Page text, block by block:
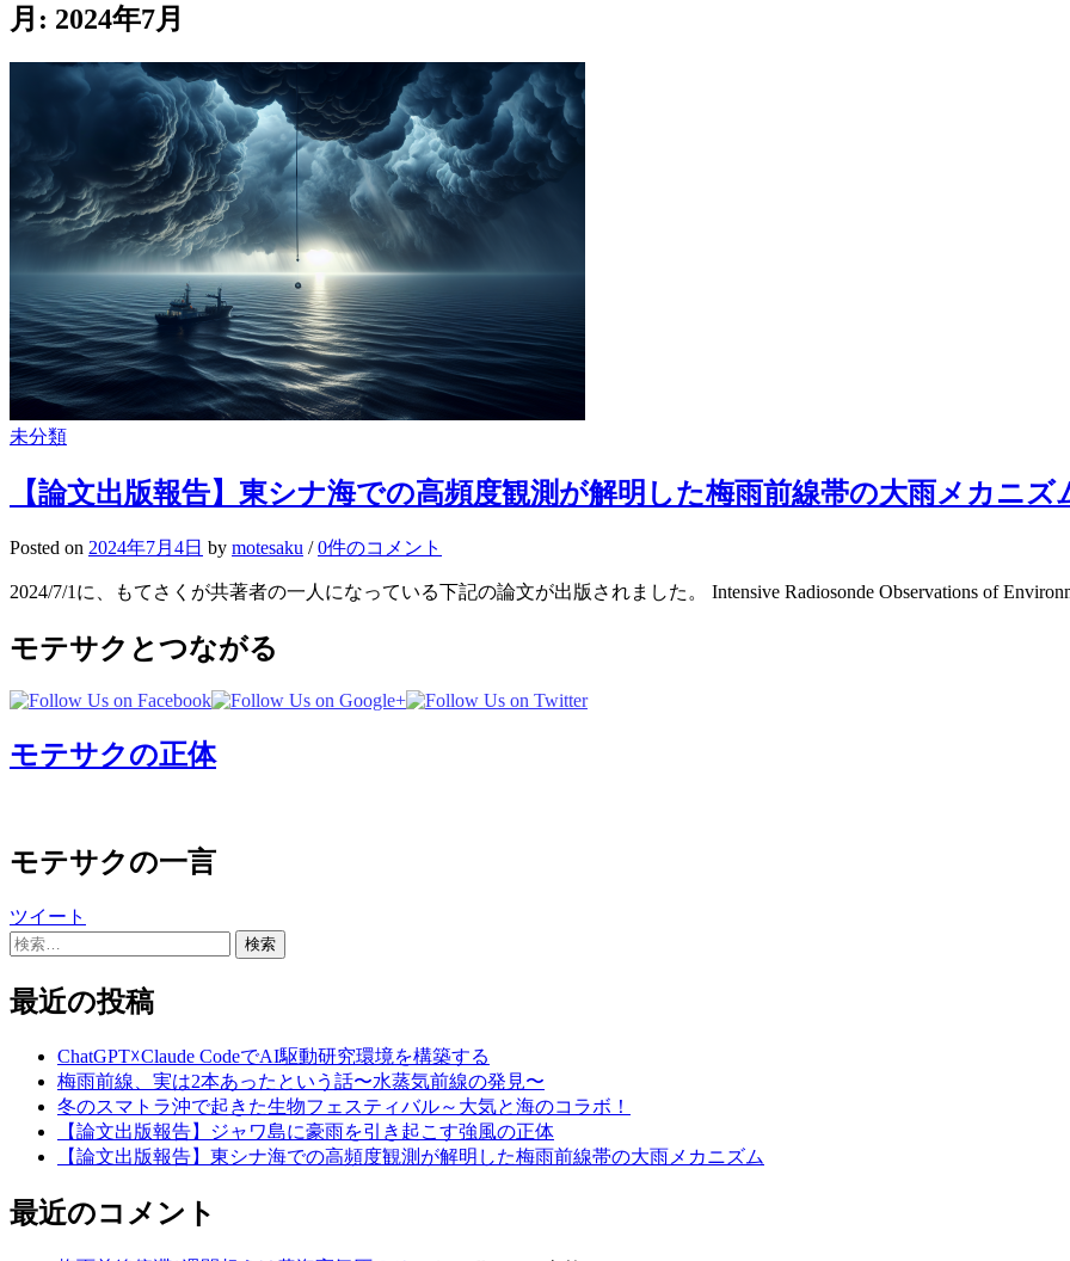
月: 2024年7月
未分類
【論文出版報告】東シナ海での高頻度観測が解明した梅雨前線帯の大雨メカニズ
Posted on 2024年7月4日 by motesaku /0件のコメント
2024/7/1に、もてさくが共著者の一人になっている下記の論文が出版されました。 Intensive Radiosonde Observations of
モテサクとつながる
モテサクの正体
モテサクの一言
ツイート
検
最近の投稿
ChatGPT☓Claude CodeでAI駆動研究環境を構築する
梅雨前線、実は2本あったという話〜水蒸気前線の発見〜
冬のスマトラ沖で起きた生物フェスティバル～大気と海のコラボ！
【論文出版報告】ジャワ島に豪雨を引き起こす強風の正体
【論文出版報告】東シナ海での高頻度観測が解明した梅雨前線帯の大雨メカニズム
最近のコメント